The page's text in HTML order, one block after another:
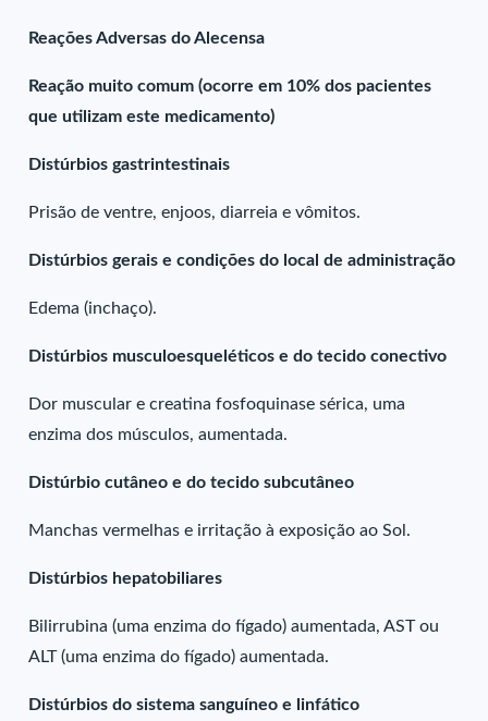
Reações Adversas do Alecensa
Reação muito comum (ocorre em 10% dos pacientes
que utilizam este medicamento)
Distúrbios gastrintestinais
Prisão de ventre, enjoos, diarreia e vômitos.
Distúrbios gerais e condições do local de administração
Edema (inchaço).
Distúrbios musculoesqueléticos e do tecido conectivo
Dor muscular e creatina fosfoquinase sérica, uma
enzima dos músculos, aumentada.
Distúrbio cutâneo e do tecido subcutâneo
Manchas vermelhas e irritação à exposição ao Sol.
Distúrbios hepatobiliares
Bilirrubina (uma enzima do fígado) aumentada, AST ou
ALT (uma enzima do fígado) aumentada.
Distúrbios do sistema sanguíneo e linfático